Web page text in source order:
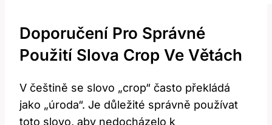
Doporučení Pro Správné
Použití Slova Crop Ve Větách
V češtině se slovo „crop“ často překládá
jako „úroda“. Je důležité správně používat
toto slovo, aby nedocházelo k